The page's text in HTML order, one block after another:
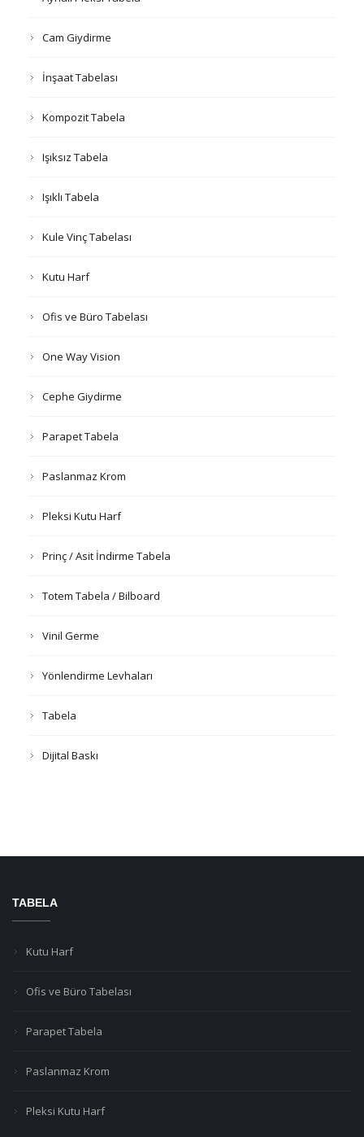
Cam Giydirme
İnşaat Tabelası
Kompozit Tabela
Işıksız Tabela
Işıklı Tabela
Kule Vinç Tabelası
Kutu Harf
Ofis ve Büro Tabelası
One Way Vision
Cephe Giydirme
Parapet Tabela
Paslanmaz Krom
Pleksi Kutu Harf
Prinç / Asit İndirme Tabela
Totem Tabela / Bilboard
Vinil Germe
Yönlendirme Levhaları
Tabela
Dijital Baskı
TABELA
Kutu Harf
Ofis ve Büro Tabelası
Parapet Tabela
Paslanmaz Krom
Pleksi Kutu Harf